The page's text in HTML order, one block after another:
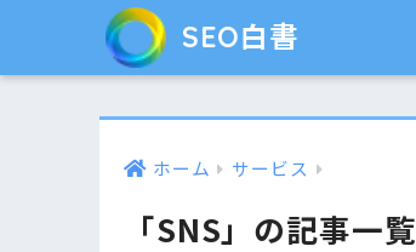
SEO白書
ホーム サービス
「SNS」の記事一覧